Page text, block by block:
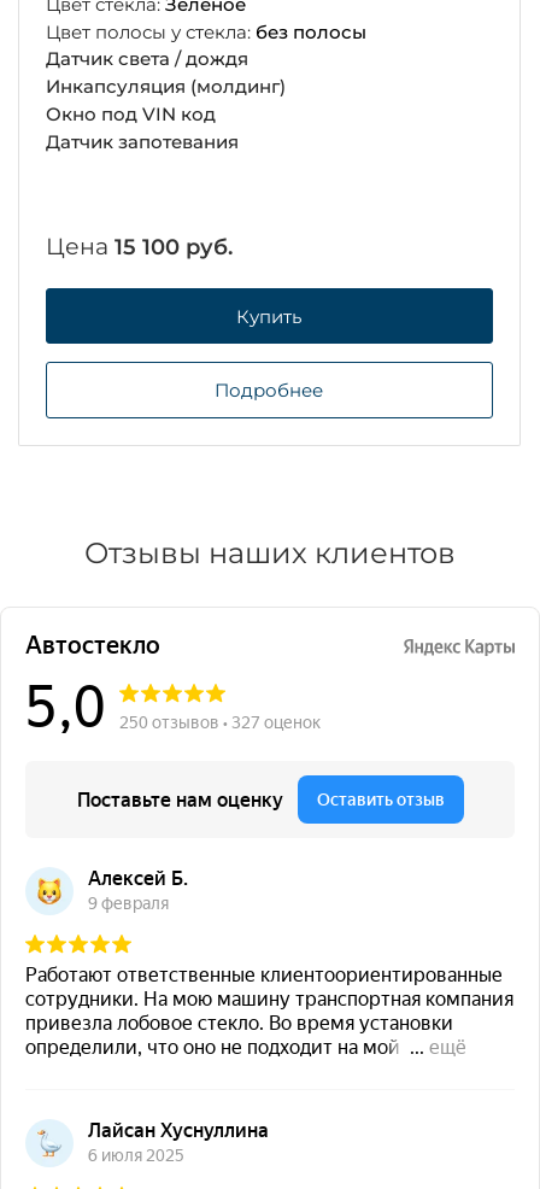
Цвет полосы у стекла: без полосы
Датчик света / дождя
Инкапсуляция (молдинг)
Окно под VIN код
Датчик запотевания
Цена15 100 руб.
Купить
Подробнее
Отзывы наших клиентов